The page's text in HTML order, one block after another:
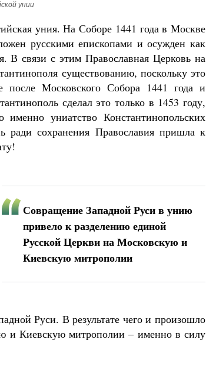
унии
уния. На Соборе 1441 года в Москве
русскими епископами и осужден как
В связи с этим Православная Церковь на
существованию, поскольку это
после Московского Собора 1441 года и
сделал это только в 1453 году,
униатство Константинопольских
ради сохранения Православия пришла к
Совращение Западной Руси в унию
привело к разделению единой
Русской Церкви на Московскую и
Киевскую митрополии
Руси. В результате чего и произошло
и Киевскую митрополии – именно в силу